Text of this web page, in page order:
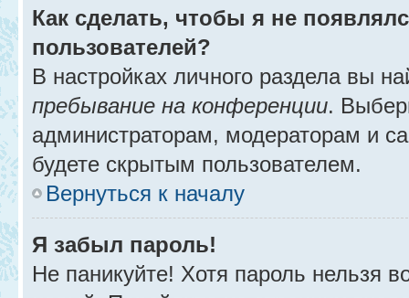
Как сделать, чтобы я не
пользователей?
В настройках личного раздела вы
пребывание на конференции.
администраторам, модераторам и
будете скрытым пользователем.
Вернуться к началу
Я забыл пароль!
Не паникуйте! Хотя пароль нельзя